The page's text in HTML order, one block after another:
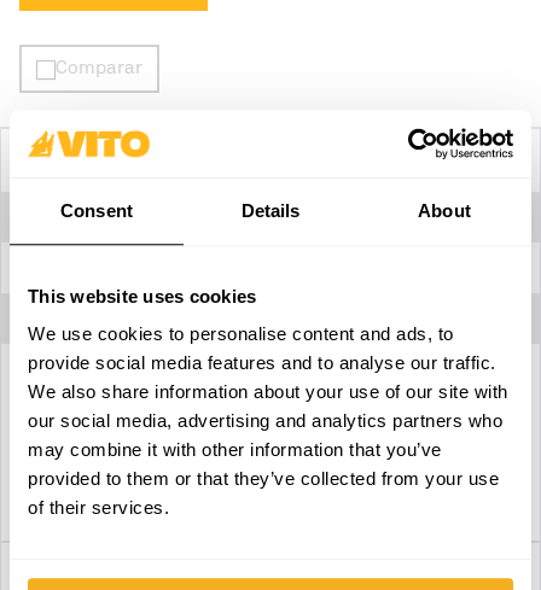
Consent Details About
This website uses cookies
We use cookies to personalise content and ads, to
provide social media features and to analyse our traffic.
We also share information about your use of our site with
our social media, advertising and analytics partners who
may combine it with other information that you’ve
provided to them or that they’ve collected from your use
of their services.
Comparar
Especificaciones tecnicas
Dimensiones 260 x 100 x 1420 mm
Download ficha técnica
Descripción detallada